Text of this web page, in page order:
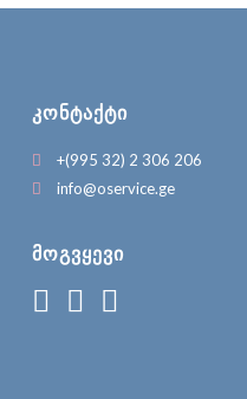
ᲙᲝᲜᲢᲐᲥᲢᲘ
+(995 32) 2 306 206
info@oservice.ge
ᲛᲝᲒᲕᲧᲔᲕᲘ